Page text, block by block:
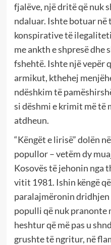
fjalëve, një dritë që nuk
ndaluar. Ishte botuar në
konspirative të
me ankth e shpresë dhe
fshehtë. Ishte një vepër
armikut, kthehej
ndëshkim të
si dëshmi e krimit më të
atdheun.
“Këngët e lirisë” dolën
popullor – vetëm dy
Kosovës të jehonin nga
vitit 1981. Ishin këngë
paralajmëronin dridhjen
populli që nuk pranonte
heshtur që më pas u
grushte të ngritur, në